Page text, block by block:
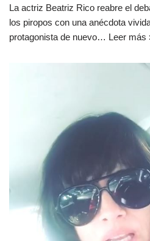
La actriz Beatriz Rico reabre el
los piropos con una anécdota
protagonista de nuevo… Leer más